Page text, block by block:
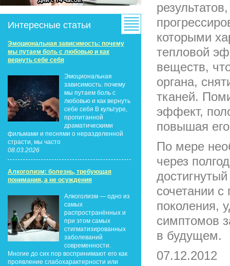
Интересные статьи
Эмоциональная зависимость: почему
мы путаем боль с любовью и как
вернуть себе себя
Эмоциональная
зависимость: почему
мы путаем боль с
любовью и как вернуть
себе себя В культуре,
пропитанной
драматическими
фильмами и песнями о неразделенной
страсти, мы часто
08.03.2026
Алкоголизм: болезнь, требующая
понимания, а не осуждения
Алкоголизм — одно из
самых
распространённых и
при этом самых
стигматизированных
заболеваний
современности.
Многие до сих пор воспринимают его как
проявление слабохарактерности или
которыми
тепловой
веществ,
органа,
тканей.
эффект,
повышая
По мере
через
сочетании
поколения,
симптомов
в будущем.
07.12.2012